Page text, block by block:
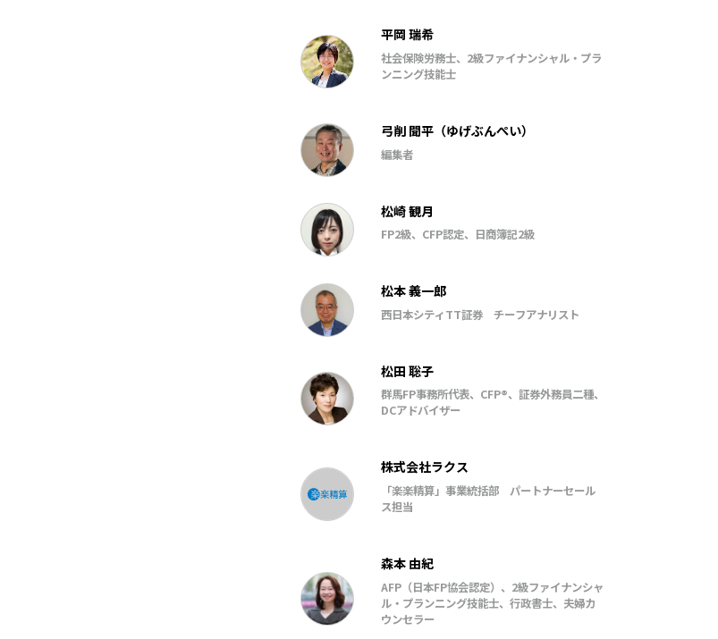
平岡 瑞希
社会保険労務士、2級ファイナンシャル・プラ
ンニング技能士
弓削 聞平（ゆげぶんぺい）
編集者
松崎 観月
FP2級、CFP認定、日商簿記2級
松本 義一郎
西日本シティTT証券 チーフアナリスト
松田 聡子
群馬FP事務所代表、CFP®、証券外務員二種、
DCアドバイザー
株式会社ラクス
「楽楽精算」事業統括部 パートナーセール
ス担当
森本 由紀
AFP（日本FP協会認定）、2級ファイナンシャ
ル・プランニング技能士、行政書士、夫婦カ
ウンセラー